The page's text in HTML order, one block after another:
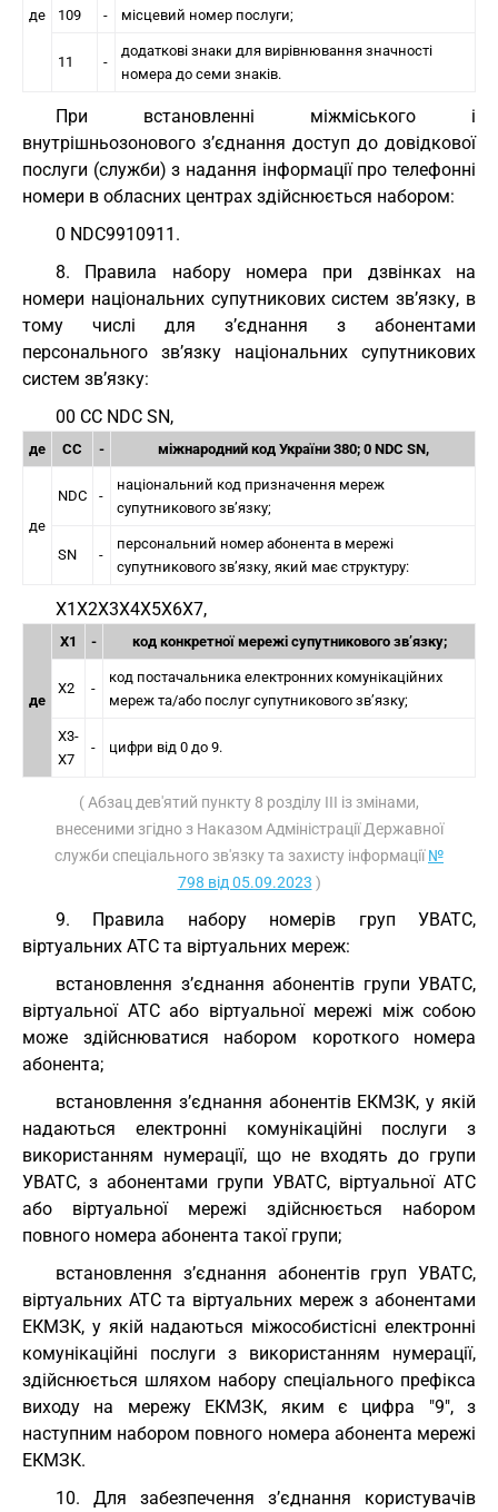
де 109 - місцевий номер послуги;
11 -
додаткові знаки для вирівнювання значності
номера до семи знаків.
При встановленні міжміського і
внутрішньозонового з’єднання доступ до довідкової
послуги (служби) з надання інформації про телефонні
номери в обласних центрах здійснюється набором:
0 NDC9910911.
8. Правила набору номера при дзвінках на
номери національних супутникових систем зв’язку, в
тому числі для з’єднання з абонентами
персонального зв’язку національних супутникових
систем зв’язку:
00 СС NDC SN,
де CC - міжнародний код України 380; 0 NDC SN,
де
NDC -
національний код призначення мереж
супутникового зв’язку;
SN -
персональний номер абонента в мережі
супутникового зв’язку, який має структуру:
X1X2X3X4X5X6X7,
де
X1 - код конкретної мережі супутникового зв’язку;
X2 -
код постачальника електронних комунікаційних
мереж та/або послуг супутникового зв’язку;
Х3-
Х7
- цифри від 0 до 9.
( Абзац дев'ятий пункту 8 розділу III із змінами,
внесеними згідно з Наказом Адміністрації Державної
служби спеціального зв'язку та захисту інформації№
798 від 05.09.2023 )
9. Правила набору номерів груп УВАТС,
віртуальних АТС та віртуальних мереж:
встановлення з’єднання абонентів групи УВАТС,
віртуальної АТС або віртуальної мережі між собою
може здійснюватися набором короткого номера
абонента;
встановлення з’єднання абонентів ЕКМЗК, у якій
надаються електронні комунікаційні послуги з
використанням нумерації, що не входять до групи
УВАТС, з абонентами групи УВАТС, віртуальної АТС
або віртуальної мережі здійснюється набором
повного номера абонента такої групи;
встановлення з’єднання абонентів груп УВАТС,
віртуальних АТС та віртуальних мереж з абонентами
ЕКМЗК, у якій надаються міжособистісні електронні
комунікаційні послуги з використанням нумерації,
здійснюється шляхом набору спеціального префікса
виходу на мережу ЕКМЗК, яким є цифра "9", з
наступним набором повного номера абонента мережі
ЕКМЗК.
10. Для забезпечення з’єднання користувачів